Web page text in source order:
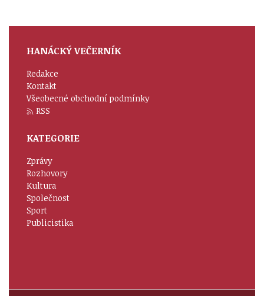
HANÁCKÝ VEČERNÍK
Redakce
Kontakt
Všeobecné obchodní podmínky
RSS
KATEGORIE
Zprávy
Rozhovory
Kultura
Společnost
Sport
Publicistika